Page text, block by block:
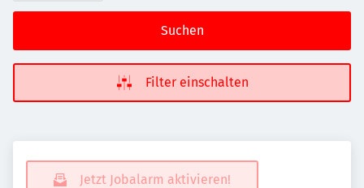
Suchen
Filter einschalten
Jetzt Jobalarm aktivieren!